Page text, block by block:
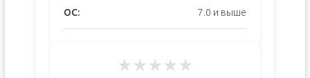
ОС: 7.0 и выше
★★★★★